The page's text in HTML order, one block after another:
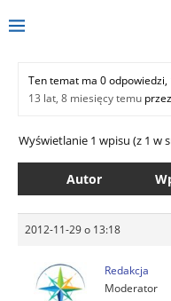
Ten temat ma 0 odpowiedzi,
13 lat, 8 miesięcy temu przez
Wyświetlanie 1 wpisu (z 1 w
Autor
2012-11-29 o 13:18
Redakcja
Moderator